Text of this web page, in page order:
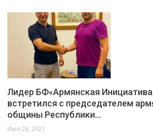
Лидер БФ«Армянская
встретился с председателем
общины Республики…
Июл 26, 2021